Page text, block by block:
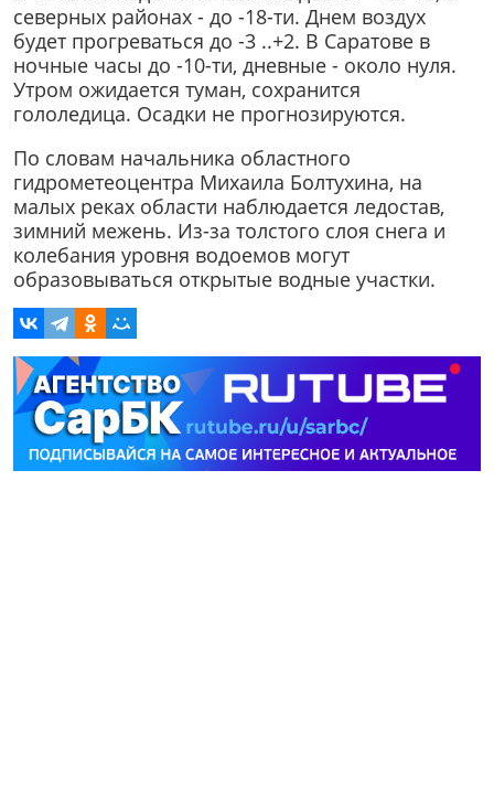
северных районах - до -18-ти. Днем воздух
будет прогреваться до -3 ..+2. В Саратове в
ночные часы до -10-ти, дневные - около нуля.
Утром ожидается туман, сохранится
гололедица. Осадки не прогнозируются.
По словам начальника областного
гидрометеоцентра Михаила Болтухина, на
малых реках области наблюдается ледостав,
зимний межень. Из-за толстого слоя снега и
колебания уровня водоемов могут
образовываться открытые водные участки.